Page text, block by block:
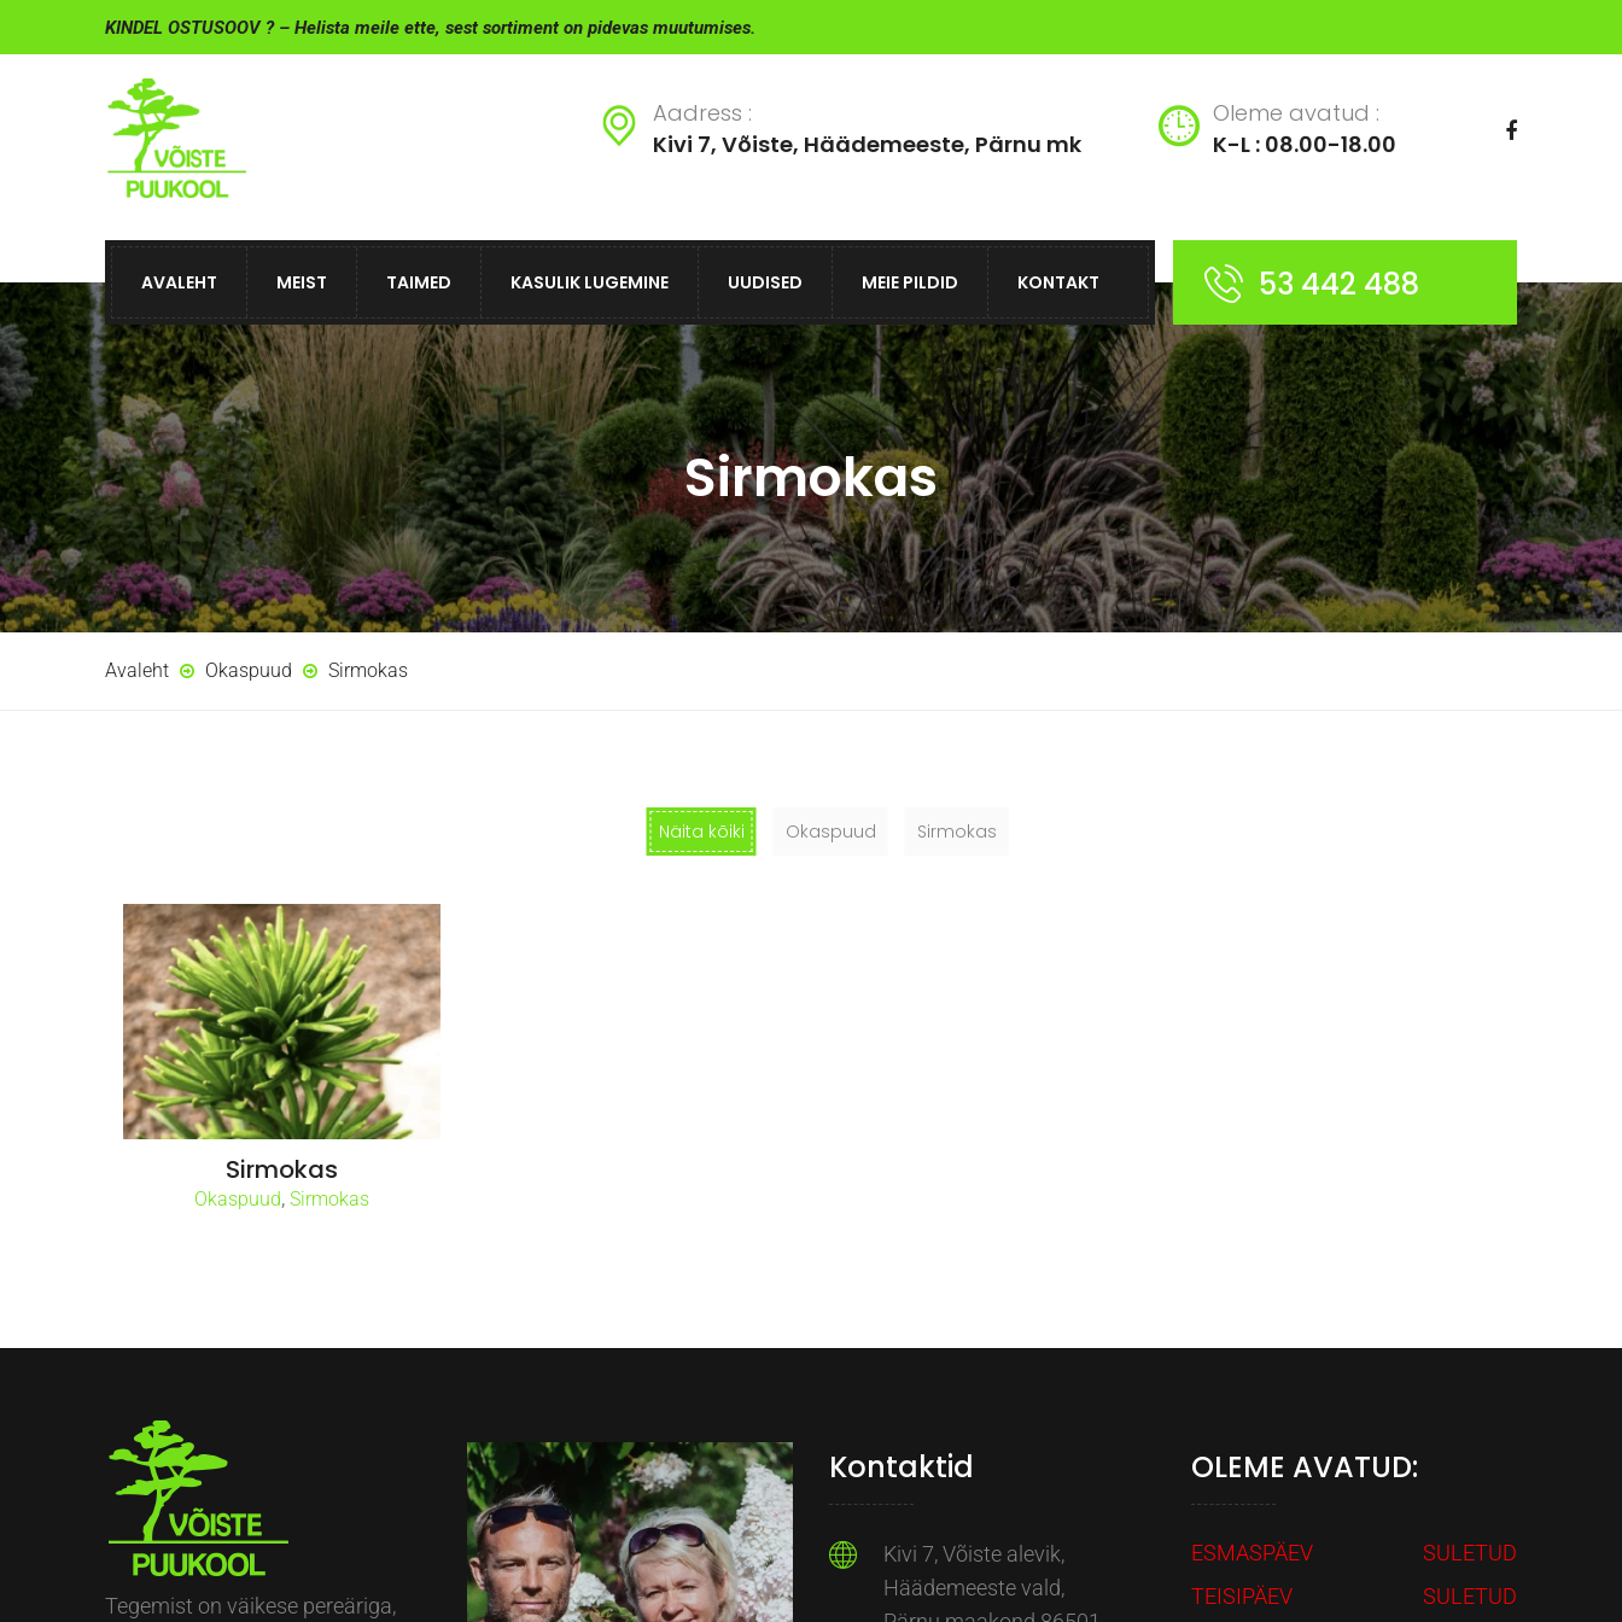
KINDEL OSTUSOOV ? – Helista meile ette, sest sortiment on pidevas muutumises.
Aadress :
Kivi 7, Võiste, Häädemeeste, Pärnu mk
Oleme avatud :
K-L : 08.00-18.00
AVALEHT MEIST TAIMED KASULIK LUGEMINE UUDISED MEIE PILDID KONTAKT 53 442 488
Sirmokas
Avaleht Okaspuud Sirmokas
Näita kõiki Okaspuud Sirmokas
Sirmokas
Okaspuud, Sirmokas
Tegemist on väikese pereäriga,
Kontaktid
Kivi 7, Võiste alevik,
Häädemeeste vald,
OLEME AVATUD:
ESMASPÄEV
SULETUD
TEISIPÄEV
SULETUD